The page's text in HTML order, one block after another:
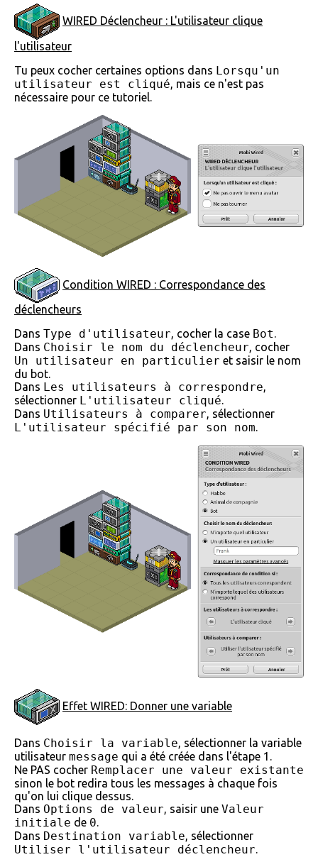
WIRED Déclencheur : L'utilisateur clique
l'utilisateur
Tu peux cocher certaines options dans Lorsqu'un
utilisateur est cliqué, mais ce n'est pas
nécessaire pour ce tutoriel.
Condition WIRED : Correspondance des
déclencheurs
Dans Type d'utilisateur, cocher la case Bot.
Dans Choisir le nom du déclencheur, cocher
Un utilisateur en particulier et saisir le nom
du bot.
Dans Les utilisateurs à correspondre,
sélectionner L'utilisateur cliqué.
Dans Utilisateurs à comparer, sélectionner
L'utilisateur spécifié par son nom.
Effet WIRED: Donner une variable
Dans Choisir la variable , sélectionner la variable
utilisateur message qui a été créée dans l'étape 1.
Ne PAS cocher Remplacer une valeur existante
sinon le bot redira tous les messages à chaque fois
qu'on lui clique dessus.
Dans Options de valeur , saisir une Valeur
initiale de 0
Dans Destination variable , sélectionner
Utiliser l'utilisateur déclencheur